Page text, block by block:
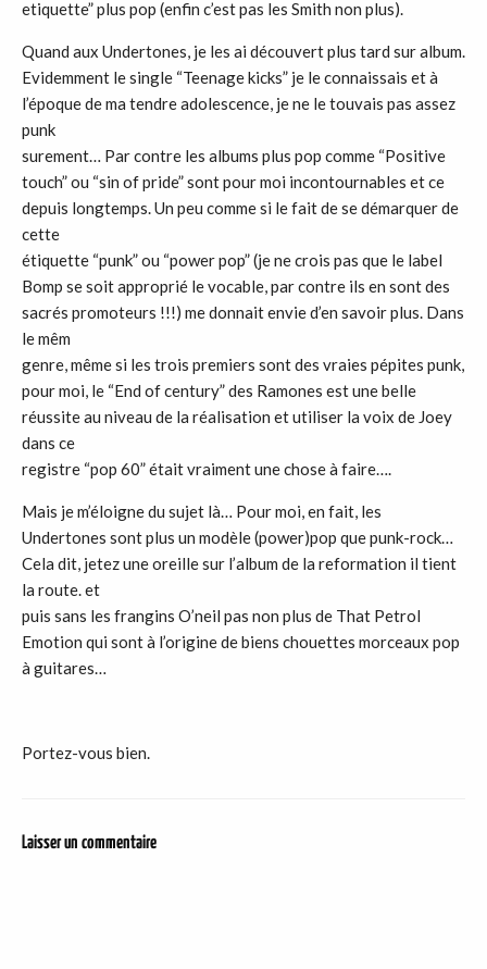
etiquette” plus pop (enfin c’est pas les Smith non plus).
Quand aux Undertones, je les ai découvert plus tard sur album.
Evidemment le single “Teenage kicks” je le connaissais et à
l’époque de ma tendre adolescence, je ne le touvais pas assez
punk
surement… Par contre les albums plus pop comme “Positive
touch” ou “sin of pride” sont pour moi incontournables et ce
depuis longtemps. Un peu comme si le fait de se démarquer de
cette
étiquette “punk” ou “power pop” (je ne crois pas que le label
Bomp se soit approprié le vocable, par contre ils en sont des
sacrés promoteurs !!!) me donnait envie d’en savoir plus. Dans
le mêm
genre, même si les trois premiers sont des vraies pépites punk,
pour moi, le “End of century” des Ramones est une belle
réussite au niveau de la réalisation et utiliser la voix de Joey
dans ce
registre “pop 60” était vraiment une chose à faire….
Mais je m’éloigne du sujet là… Pour moi, en fait, les
Undertones sont plus un modèle (power)pop que punk-rock…
Cela dit, jetez une oreille sur l’album de la reformation il tient
la route. et
puis sans les frangins O’neil pas non plus de That Petrol
Emotion qui sont à l’origine de biens chouettes morceaux pop
à guitares…
Portez-vous bien.
Laisser un commentaire